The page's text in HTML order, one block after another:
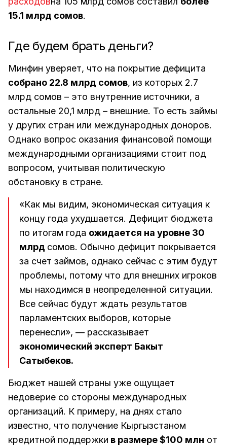
15.1 млрд сомов.
Где будем брать деньги?
Минфин уверяет, что на покрытие дефицита
собрано 22.8 млрд сомов, из которых 2.7
млрд сомов – это внутренние источники, а
остальные 20,1 млрд – внешние. То есть займы
у других стран или международных доноров.
Однако вопрос оказания финансовой помощи
международными организациями стоит под
вопросом, учитывая политическую
обстановку в стране.
«Как мы видим, экономическая ситуация к
концу года ухудшается. Дефицит бюджета
по итогам года ожидается на уровне 30
млрд сомов. Обычно дефицит покрывается
за счет займов, однако сейчас с этим будут
проблемы, потому что для внешних игроков
мы находимся в неопределенной ситуации.
Все сейчас будут ждать результатов
парламентских выборов, которые
перенесли», — рассказывает
экономический эксперт Бакыт
Сатыбеков.
Бюджет нашей страны уже ощущает
недоверие со стороны международных
организаций. К примеру, на днях стало
известно, что получение Кыргызстаном
кредитной поддержки в размере $100 млн от